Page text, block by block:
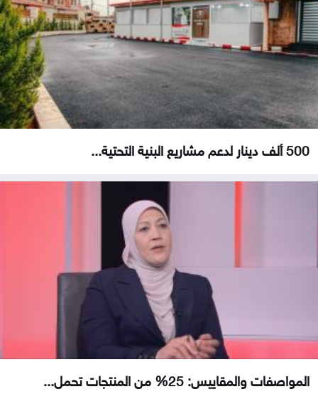
500 ألف دينار لدعم مشاريع البنية التحتية...
المواصفات والمقاييس: 25% من المنتجات تحمل...